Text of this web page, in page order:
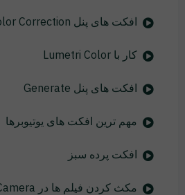
افکت های پنل Color Correction
کار با Lumetri Color
افکت های پنل Generate
مهم ترین افکت های یوتیوبرها
افکت پرده سبز
مکث کردن فیلم ها در Multi Camera